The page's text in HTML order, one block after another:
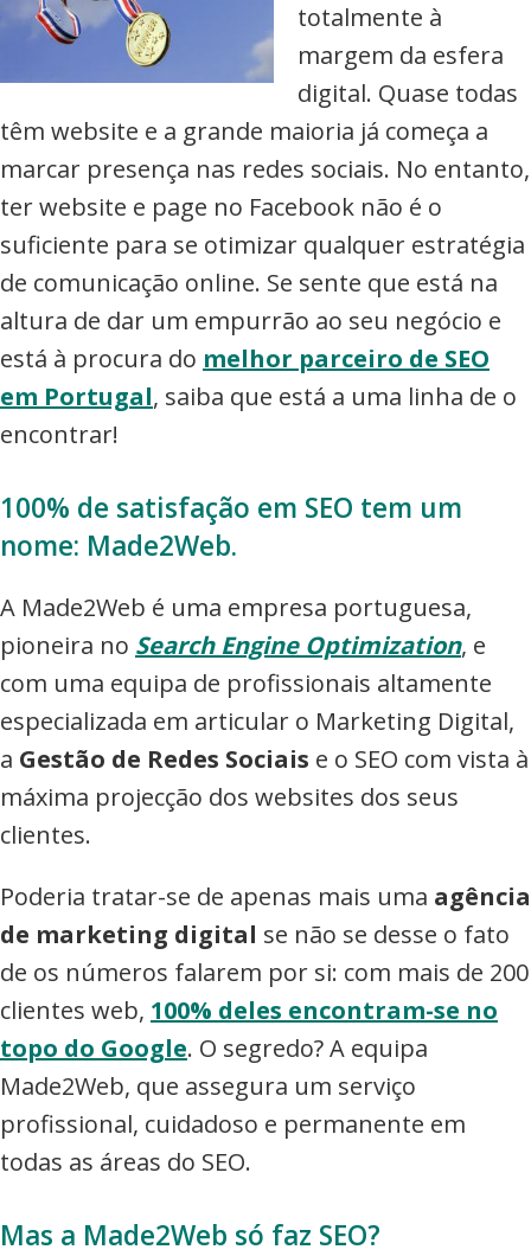
totalmente à
margem da esfera
digital. Quase todas
têm website e a grande maioria já começa a
marcar presença nas redes sociais. No entanto,
ter website e page no Facebook não é o
suficiente para se otimizar qualquer estratégia
de comunicação online. Se sente que está na
altura de dar um empurrão ao seu negócio e
está à procura do melhor parceiro de SEO
em Portugal, saiba que está a uma linha de o
encontrar!
100% de satisfação em SEO tem um
nome: Made2Web.
A Made2Web é uma empresa portuguesa,
pioneira no Search Engine Optimization, e
com uma equipa de profissionais altamente
especializada em articular o Marketing Digital,
a Gestão de Redes Sociais e o SEO com vista à
máxima projecção dos websites dos seus
clientes.
Poderia tratar-se de apenas mais uma agência
de marketing digital se não se desse o fato
de os números falarem por si: com mais de 200
clientes web, 100% deles encontram-se no
topo do Google. O segredo? A equipa
Made2Web, que assegura um serviço
profissional, cuidadoso e permanente em
todas as áreas do SEO.
Mas a Made2Web só faz SEO?